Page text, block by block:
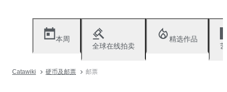
本周
全球在线拍卖
精选作品
Catawiki 硬币及邮票 邮票